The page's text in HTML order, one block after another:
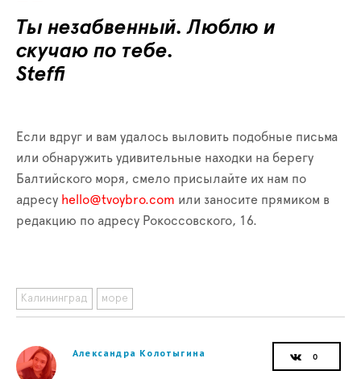
Ты незабвенный.Люблю и
скучаю по тебе.
Steffi
Если вдруг и вам удалось выловить подобные письма
или обнаружить удивительные находки на берегу
Балтийского моря, смело присылайте их нам по
адресу hello@tvoybro.com или заносите прямиком в
редакцию по адресу Рокоссовского, 16.
Калининград море
Александра Колотыгина